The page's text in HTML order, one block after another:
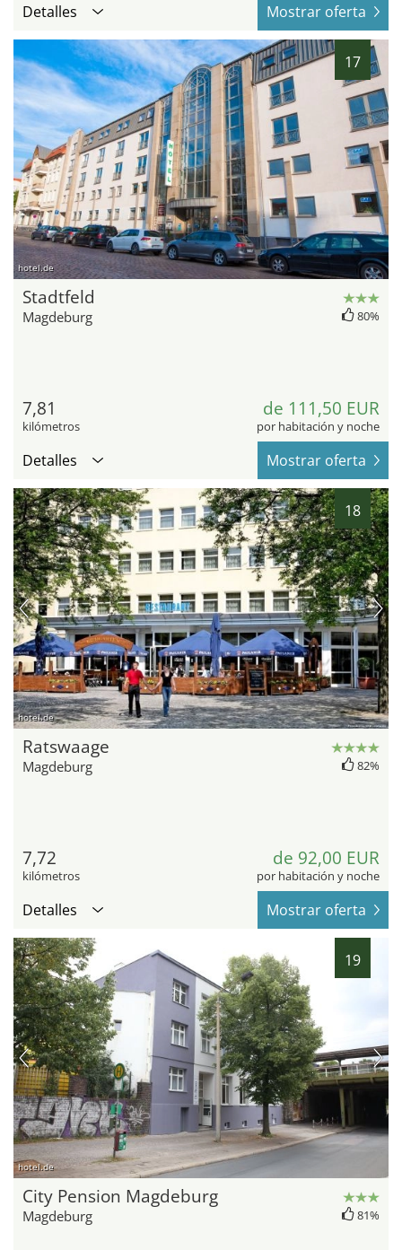
Detalles Mostrar oferta
17
hotel.de
Stadtfeld
Magdeburg 80%
7,81
kilómetros
de 111,50 EUR
por habitación y noche
Detalles Mostrar oferta
18
hotel.de
Ratswaage
Magdeburg 82%
7,72
kilómetros
de 92,00 EUR
por habitación y noche
Detalles Mostrar oferta
19
hotel.de
City Pension Magdeburg
Magdeburg 81%